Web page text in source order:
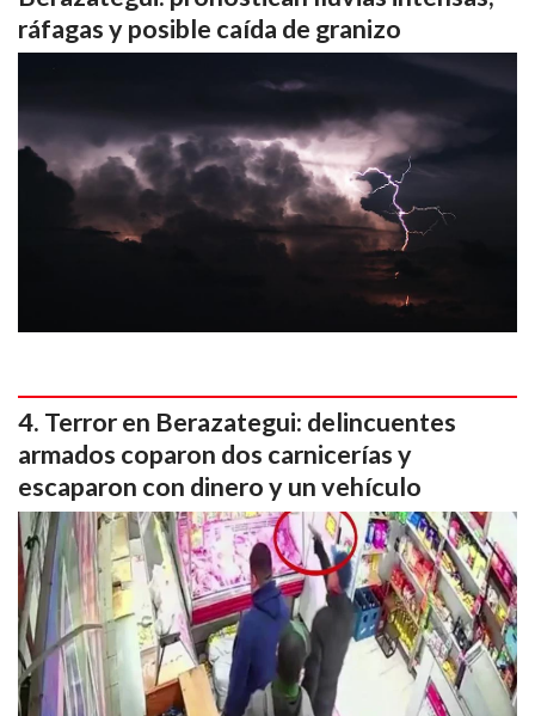
ráfagas y posible caída de granizo
Terror en Berazategui: delincuentes
armados coparon dos carnicerías y
escaparon con dinero y un vehículo